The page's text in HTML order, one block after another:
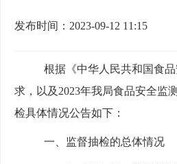
发布时间：2023-09-12 11:15
根据《中华人民共和国食
求，以及 2023年我局食品安全监
检具体情况公告如下：
一、 监督抽检的总体情况